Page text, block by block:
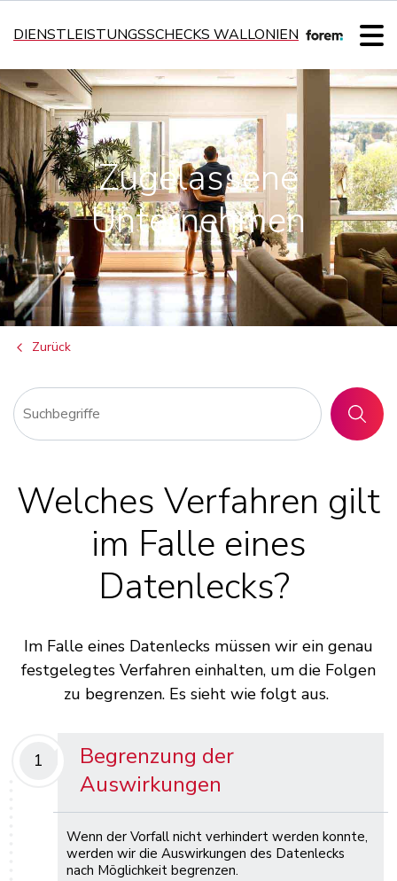
DIENSTLEISTUNGSSCHECKS WALLONIEN
Zugelassene
Unternehmen
Zurück
SUCHEN
Welches Verfahren gilt
im Falle eines
Datenlecks?
Im Falle eines Datenlecks müssen wir ein genau
festgelegtes Verfahren einhalten, um die Folgen
zu begrenzen. Es sieht wie folgt aus.
1
Begrenzung der
Auswirkungen
Wenn der Vorfall nicht verhindert werden konnte,
werden wir die Auswirkungen des Datenlecks
nach Möglichkeit begrenzen.